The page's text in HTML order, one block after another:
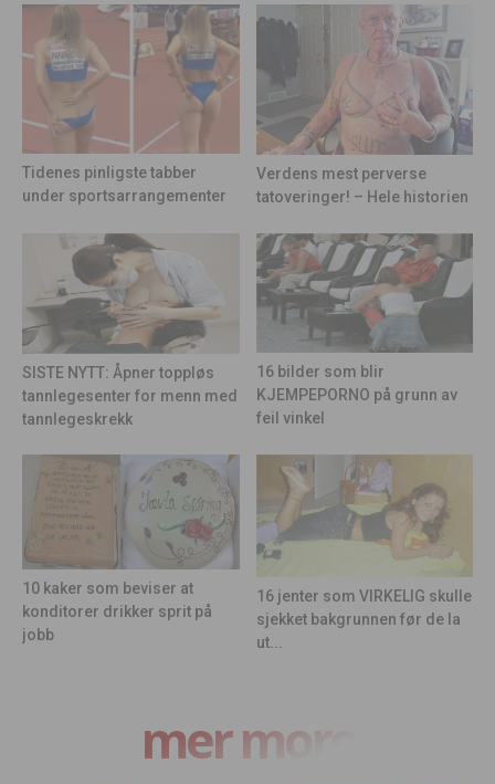
Tidenes pinligste tabber
under sportsarrangementer
Verdens mest perverse
tatoveringer! – Hele historien
SISTE NYTT: Åpner toppløs
tannlegesenter for menn med
tannlegeskrekk
16 bilder som blir
KJEMPEPORNO på grunn av
feil vinkel
10 kaker som beviser at
konditorer drikker sprit på
jobb
16 jenter som VIRKELIG skulle
sjekket bakgrunnen før de la
ut...
mer moro